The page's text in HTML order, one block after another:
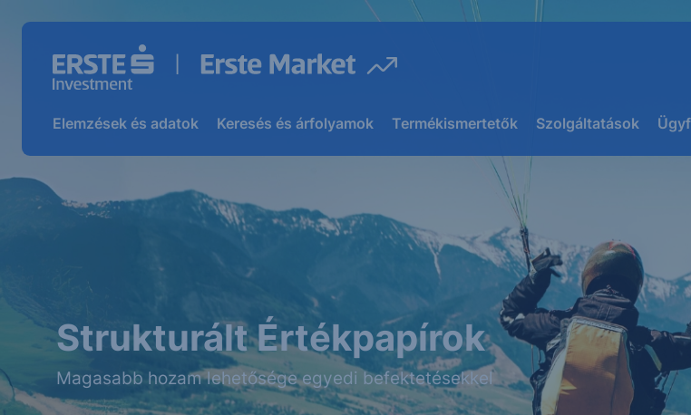
Elemzések és adatok Keresés és árfolyamok Termékismertetők Szolgáltatások
Strukturált Értékpapírok
Magasabb hozam lehetősége egyedi befektetésekkel